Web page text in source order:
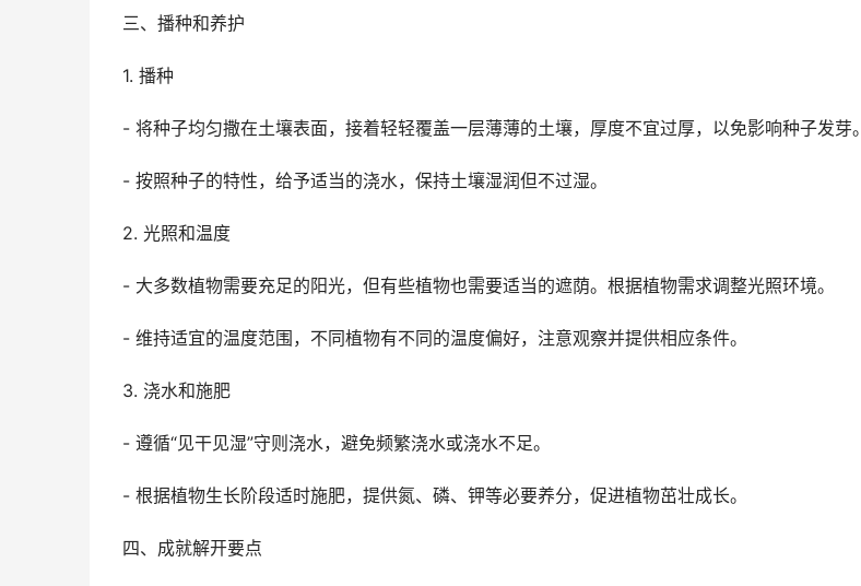
三、播种和养护
1. 播种
- 将种子均匀撒在土壤表面，接着轻轻覆盖一层薄薄的土壤，厚度不宜过厚，以免影响种子发芽。
- 按照种子的特性，给予适当的浇水，保持土壤湿润但不过湿。
2. 光照和温度
- 大多数植物需要充足的阳光，但有些植物也需要适当的遮荫。根据植物需求调整光照环境。
- 维持适宜的温度范围，不同植物有不同的温度偏好，注意观察并提供相应条件。
3. 浇水和施肥
- 遵循“见干见湿”守则浇水，避免频繁浇水或浇水不足。
- 根据植物生长阶段适时施肥，提供氮、磷、钾等必要养分，促进植物茁壮成长。
四、成就解开要点